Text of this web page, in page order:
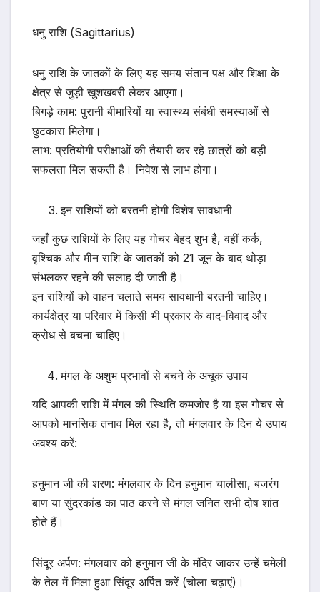
धनु राशि (Sagittarius)
धनु राशि के जातकों के लिए यह समय संतान पक्ष और शिक्षा के
क्षेत्र से जुड़ी खुशखबरी लेकर आएगा।
बिगड़े काम: पुरानी बीमारियों या स्वास्थ्य संबंधी समस्याओं से
छुटकारा मिलेगा।
लाभ: प्रतियोगी परीक्षाओं की तैयारी कर रहे छात्रों को बड़ी
सफलता मिल सकती है। निवेश से लाभ होगा।
इन राशियों को बरतनी होगी विशेष सावधानी
जहाँ कुछ राशियों के लिए यह गोचर बेहद शुभ है, वहीं कर्क,
वृश्चिक और मीन राशि के जातकों को 21 जून के बाद थोड़ा
संभलकर रहने की सलाह दी जाती है।
इन राशियों को वाहन चलाते समय सावधानी बरतनी चाहिए।
कार्यक्षेत्र या परिवार में किसी भी प्रकार के वाद-विवाद और
क्रोध से बचना चाहिए।
मंगल के अशुभ प्रभावों से बचने के अचूक उपाय
यदि आपकी राशि में मंगल की स्थिति कमजोर है या इस गोचर से
आपको मानसिक तनाव मिल रहा है, तो मंगलवार के दिन ये उपाय
अवश्य करें:
हनुमान जी की शरण: मंगलवार के दिन हनुमान चालीसा, बजरंग
बाण या सुंदरकांड का पाठ करने से मंगल जनित सभी दोष शांत
होते हैं।
सिंदूर अर्पण: मंगलवार को हनुमान जी के मंदिर जाकर उन्हें चमेली
के तेल में मिला हुआ सिंदूर अर्पित करें (चोला चढ़ाएं)।